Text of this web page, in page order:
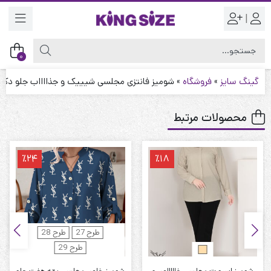
|
0
گینگ سایز »فروشگاه »شومیز فانتزی مجلسی شیییک و جذااااب جلو
محصولات مرتبط
٪18
طرح 27
طرح 28
طرح 29
٪24